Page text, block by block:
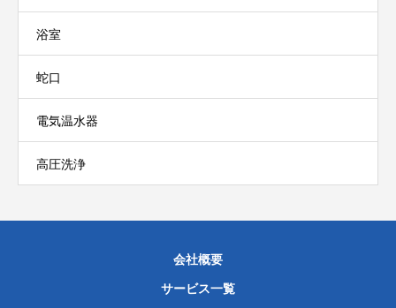
浴室
蛇口
電気温水器
高圧洗浄
会社概要
サービス一覧